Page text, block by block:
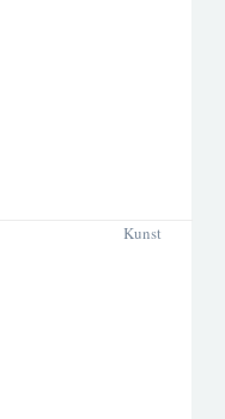
Kunst